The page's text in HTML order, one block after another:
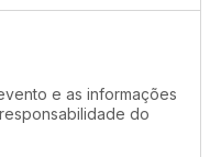
e as informações
do